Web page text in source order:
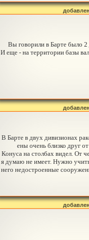
Вы говорили в Барте было 2
И еще - на территории базы
В Барте в двух дивизионах
ены очень близко друг
Конуса на столбах видел. От
я думаю не имеет. Нужно
него недостроенные